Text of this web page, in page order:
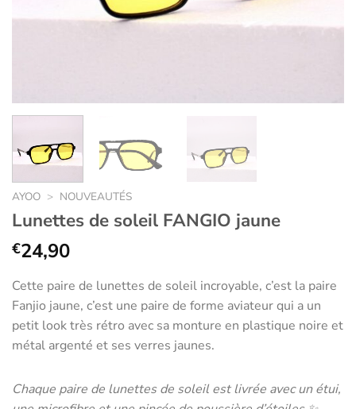
AYOO > NOUVEAUTÉS
Lunettes de soleil FANGIO jaune
€24,90
Cette paire de lunettes de soleil incroyable, c’est la paire
Fanjio jaune, c’est une paire de forme aviateur qui a un
petit look très rétro avec sa monture en plastique noire et
métal argenté et ses verres jaunes.
Chaque paire de lunettes de soleil est livrée avec un étui,